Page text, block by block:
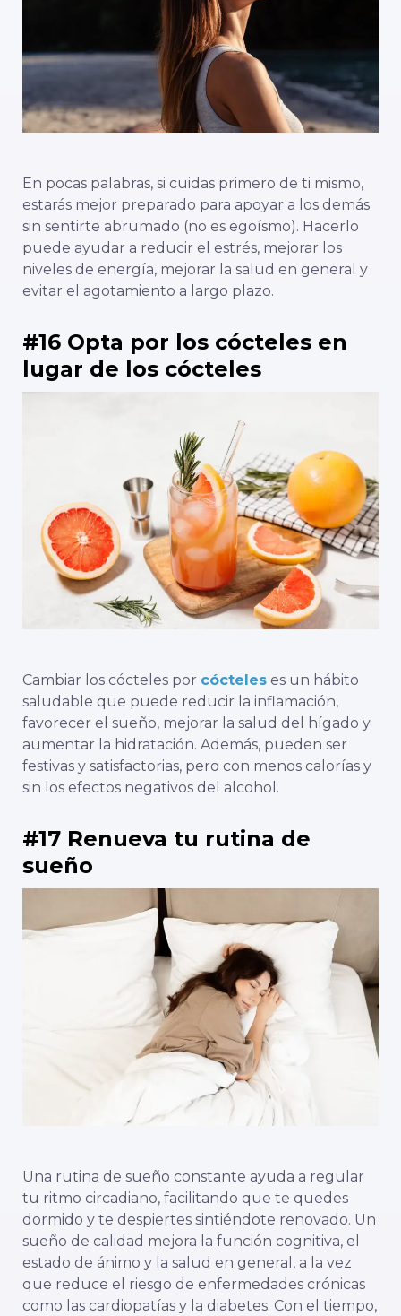
En pocas palabras, si cuidas primero de ti mismo,
estarás mejor preparado para apoyar a los demás
sin sentirte abrumado (no es egoísmo). Hacerlo
puede ayudar a reducir el estrés, mejorar los
niveles de energía, mejorar la salud en general y
evitar el agotamiento a largo plazo.
#16 Opta por los cócteles en
lugar de los cócteles
Cambiar los cócteles por cócteles es un hábito
saludable que puede reducir la inflamación,
favorecer el sueño, mejorar la salud del hígado y
aumentar la hidratación. Además, pueden ser
festivas y satisfactorias, pero con menos calorías y
sin los efectos negativos del alcohol.
#17 Renueva tu rutina de
sueño
Una rutina de sueño constante ayuda a regular
tu ritmo circadiano, facilitando que te quedes
dormido y te despiertes sintiéndote renovado. Un
sueño de calidad mejora la función cognitiva, el
estado de ánimo y la salud en general, a la vez
que reduce el riesgo de enfermedades crónicas
como las cardiopatías y la diabetes. Con el tiempo,